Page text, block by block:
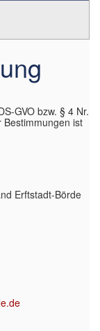
GVO bzw. § 4 Nr.
Bestimmungen ist
Erftstadt-Börde